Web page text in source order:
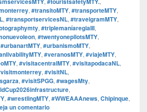
, #transitoMTY, #transporteMTY,
, #transportservicesNL, #travelgramMTY,
, #triplemaníaregiaIII,
, #twentyonepilotsMTY,
#urbanartMTY, #urbanismoMTY,
, #veranosMTY, #viajeMTY,
, #visitacentralMTY, #visitapodacaNL,
, #visitNL,
, #visitSPGG, #wagesMty,
,
, #wrestlingMTY, #WWEAAAnews, Chipinque,
un comentario